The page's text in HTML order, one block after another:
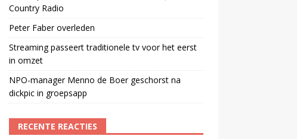
Country Radio
Peter Faber overleden
Streaming passeert traditionele tv voor het eerst
in omzet
NPO-manager Menno de Boer geschorst na
dickpic in groepsapp
RECENTE REACTIES